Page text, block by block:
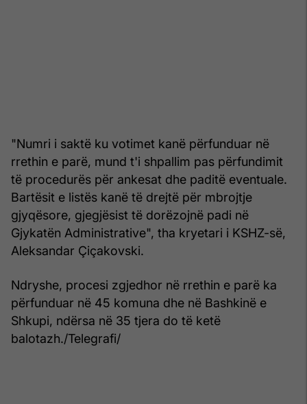
"Numri i saktë ku votimet kanë përfunduar në
rrethin e parë, mund t'i shpallim pas përfundimit
të procedurës për ankesat dhe paditë eventuale.
Bartësit e listës kanë të drejtë për mbrojtje
gjyqësore, gjegjësist të dorëzojnë padi në
Gjykatën Administrative", tha kryetari i KSHZ-së,
Aleksandar Çiçakovski.
Ndryshe, procesi zgjedhor në rrethin e parë ka
përfunduar në 45 komuna dhe në Bashkinë e
Shkupi, ndërsa në 35 tjera do të ketë
balotazh./Telegrafi/